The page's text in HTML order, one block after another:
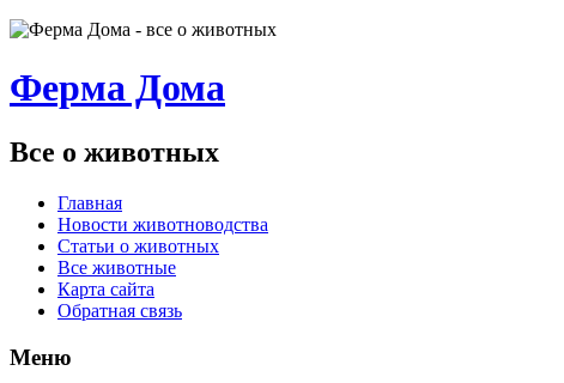
Ферма Дома
Все о животных
Главная
Новости животноводства
Статьи о животных
Все животные
Карта сайта
Обратная связь
Меню